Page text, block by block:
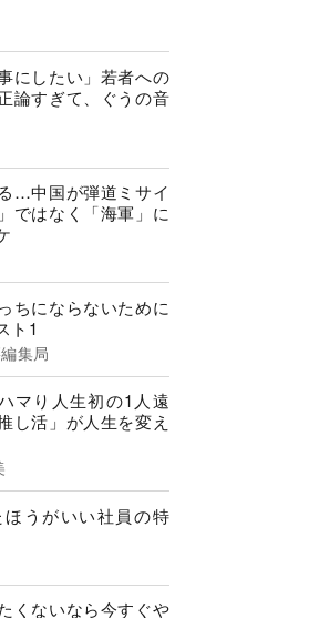
にしたい」若者への
論すぎて、ぐうの音
…中国が弾道ミサイ
ではなく「海軍」に
ちにならないために
ト1
集局
マり人生初の1人遠
し活」が人生を変え
うがいい社員の特
くないなら今すぐや